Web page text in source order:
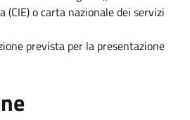
(CIE) o carta nazionale dei servizi
prevista per la presentazione